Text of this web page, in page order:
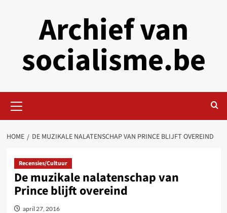
Archief van
socialisme.be
Menu
HOME DE MUZIKALE NALATENSCHAP VAN PRINCE BLIJFT OVEREIND
Recensies/Cultuur
De muzikale nalatenschap van
Prince blijft overeind
april 27, 2016